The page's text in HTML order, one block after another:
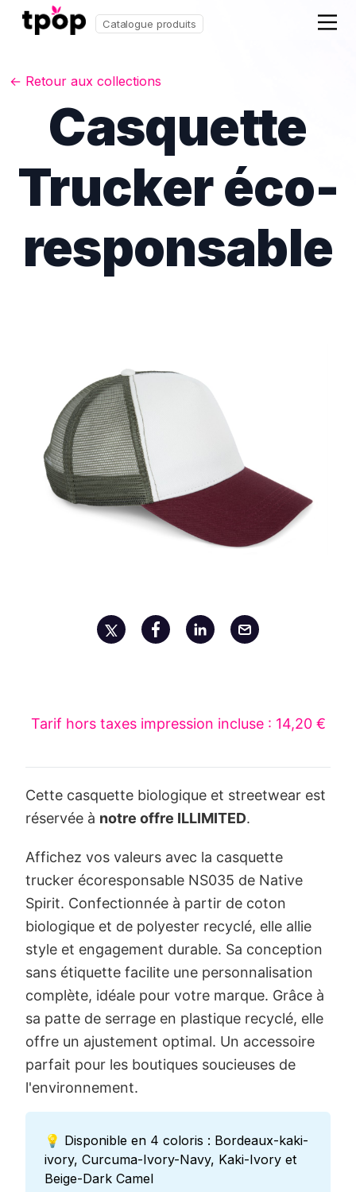
Catalogue produits
← Retour aux collections
Casquette
Trucker éco-
responsable
Tarif hors taxes impression incluse : 14,20 €
Cette casquette biologique et streetwear est
réservée à notre offre ILLIMITED.
Affichez vos valeurs avec la casquette
trucker écoresponsable NS035 de Native
Spirit. Confectionnée à partir de coton
biologique et de polyester recyclé, elle allie
style et engagement durable. Sa conception
sans étiquette facilite une personnalisation
complète, idéale pour votre marque. Grâce à
sa patte de serrage en plastique recyclé, elle
offre un ajustement optimal. Un accessoire
parfait pour les boutiques soucieuses de
l'environnement.
💡 Disponible en 4 coloris : Bordeaux-kaki-
ivory, Curcuma-Ivory-Navy, Kaki-Ivory et
Beige-Dark Camel